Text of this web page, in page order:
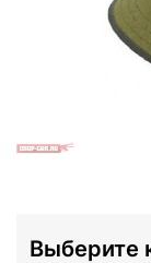
Выберите